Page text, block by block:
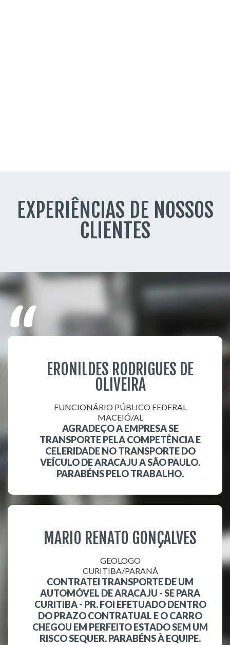
EXPERIÊNCIAS DE NOSSOS
CLIENTES
ERONILDES RODRIGUES DE
OLIVEIRA
FUNCIONÁRIO PÚBLICO FEDERAL
MACEIÓ/AL
AGRADEÇO A EMPRESA SE
TRANSPORTE PELA COMPETÊNCIA E
CELERIDADE NO TRANSPORTE DO
VEÍCULO DE ARACAJU A SÃO PAULO.
PARABÉNS PELO TRABALHO.
MARIO RENATO GONÇALVES
GEOLOGO
CURITIBA/PARANÁ
CONTRATEI TRANSPORTE DE UM
AUTOMÓVEL DE ARACAJU - SE PARA
CURITIBA - PR. FOI EFETUADO DENTRO
DO PRAZO CONTRATUAL E O CARRO
CHEGOU EM PERFEITO ESTADO SEM UM
RISCO SEQUER. PARABÉNS À EQUIPE.